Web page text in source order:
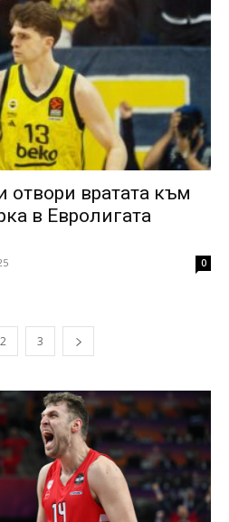
отвори вратата към
в Евролигата
0
2 3